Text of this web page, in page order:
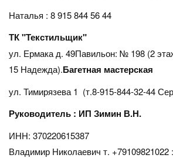
Наталья : 8 915 844 56 44
ТК "Текстильщик"
ул. Ермака д. 49Павильон: № 198 (2
15 Надежда).Багетная мастерская
ул. Тимирязева 1 (т.8-915-844-32-44
Руководитель : ИП Зимин В.Н.
ИНН: 370220615387
Владимир Николаевич т. +79109821022